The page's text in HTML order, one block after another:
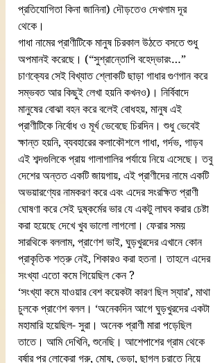
প্রতিযোগিতা কিনা জানিনা) দৌড়তেও দেখলাম দূর
থেকে।
গাধা নামের প্রাণীটিকে মানুষ চিরকাল উঠতে বসতে শুধু
অপমানই করেছে। (“সুশ্রান্তোপি বহেদ্‌ভারং…”
চাণক্যের সেই বিখ্যাত শ্লোকটি ছাড়া গাধার গুণগান করে
সম্ভবত আর কিছুই লেখা হয়নি কখনও)। নির্বিবাদে
মানুষের বোঝা বহন করে বলেই বোধহয়, মানুষ এই
প্রাণীটিকে নির্বোধ ও মূর্খ ভেবেছে চিরদিন। শুধু ভেবেই
ক্ষান্ত হয়নি, ব্যবহারের কলাকৌশলে গাধা, গর্দভ, গাড়ব
এই শব্দগুলিকে প্রায় গালাগালির পর্যায়ে নিয়ে এসেছে। তবু
দেশের অন্তত একটি জায়গায়, এই প্রাণীদের নামে একটি
অভয়ারণ্যের নামকরণ করে এবং এদের সংরক্ষিত প্রাণী
ঘোষণা করে সেই দুষ্কর্মের ভার যে একটু লাঘব করার চেষ্টা
করা হয়েছে দেখে খুব ভালো লাগলো। ফেরার সময়
সারথিকে বললাম, প্রাণেশ ভাই, ঘুড়খুরদের এখানে কোন
প্রাকৃতিক শত্রু নেই, শিকারও করা হতনা। তাহলে এদের
সংখ্যা এতো কমে গিয়েছিল কেন ?
‘সংখ্যা কমে যাওয়ার বেশ কয়েকটা কারণ ছিল স্যার’, মাথা
চুলকে প্রাণেশ বলল। ‘অনেকদিন আগে ঘুড়খুরদের একটা
মহামারি হয়েছিল- সুরা। অনেক প্রাণী মারা পড়েছিল
তাতে। আমি দেখিনি, শুনেছি। আশেপাশের গ্রাম থেকে
বর্ষার পর লোকেরা গরু, মোষ, ভেড়া, ছাগল চরাতে নিয়ে